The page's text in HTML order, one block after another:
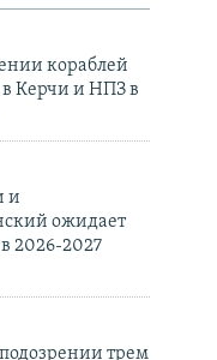
кораблей
Керчи и НПЗ в
и
ожидает
2026-2027
трем